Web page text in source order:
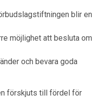
blir en
möjlighet att besluta om
och bevara goda
förskjuts till fördel för